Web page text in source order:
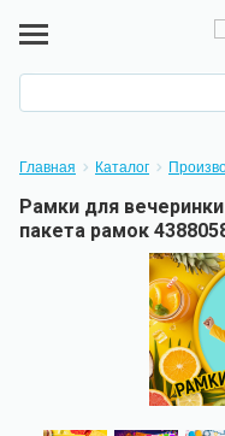
Главная Каталог
Рамки для
пакета рамок